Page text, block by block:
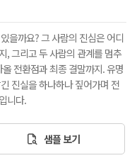
을까요? 그 사람의 진심은 어디
, 그리고 두 사람의 관계를 멈추
전환점과 최종 결말까지. 유명
진실을 하나하나 짚어가며 전
니다.
샘플 보기